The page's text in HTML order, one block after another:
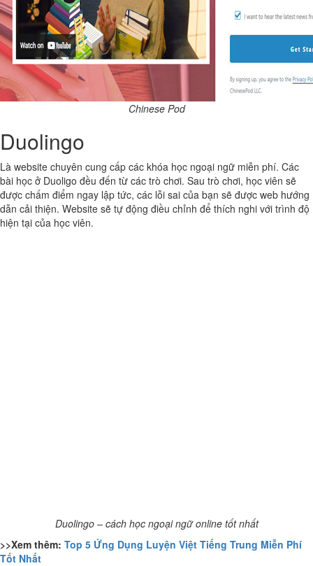
Chinese Pod
Duolingo
Là website chuyên cung cấp các khóa học ngoại ngữ miễn phí. Các
bài học ở Duoligo đều đến từ các trò chơi. Sau trò chơi, học viên sẽ
được chấm điểm ngay lập tức, các lỗi sai của bạn sẽ được web hướng
dẫn cải thiện. Website sẽ tự động điều chỉnh để thích nghi với trình độ
hiện tại của học viên.
Duolingo – cách học ngoại ngữ online tốt nhất
>>Xem thêm: Top 5 Ứng Dụng Luyện Việt Tiếng Trung Miễn Phí
Tốt Nhất